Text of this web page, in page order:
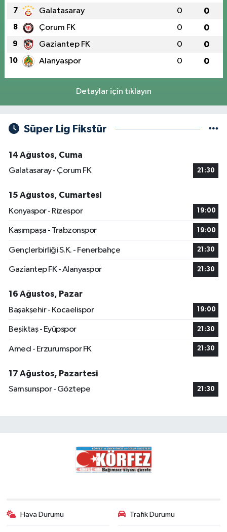
7 Galatasaray 0 0
8 Çorum FK 0 0
9 Gaziantep FK 0 0
10 Alanyaspor 0 0
Detaylar için tıklayın
Süper Lig Fikstür
14 Ağustos, Cuma
Galatasaray - Çorum FK
21:30
15 Ağustos, Cumartesi
Konyaspor - Rizespor
19:00
Kasımpaşa - Trabzonspor 19:00
Gençlerbirliği S.K. - Fenerbahçe 21:30
Gaziantep FK - Alanyaspor 21:30
16 Ağustos, Pazar
Başakşehir - Kocaelispor
19:00
Beşiktaş - Eyüpspor 21:30
Amed - Erzurumspor FK 21:30
17 Ağustos, Pazartesi
Samsunspor - Göztepe
21:30
Hava Durumu Trafik Durumu